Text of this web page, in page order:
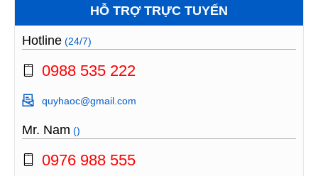
HỖ TRỢ TRỰC TUYẾN
Hotline (24/7)
0988 535 222
quyhaoc@gmail.com
Mr. Nam ()
0976 988 555